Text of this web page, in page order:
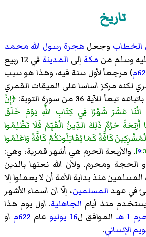
تاريخ
الخطاب وجعل هجرة رسول الله محمد
وسلم منمكة إلى المدينة
في 12 ربیع
) مرجعاً لأول سنة فيه، وهذا هو سبب
لكنه مركز أساسا على الميقات القمري
للآية 36 من سورة التوبة:
﴿إِنَّ
اثْنَا عَشَرَ شَهْرًا فِي كِتَابِ اللَّهِ يَوْمَ خَلَقَ
أَرْبَعَةٌ حُرُمٌ ذَلِكَ الدِّينُ الْقَيِّمُ فَلَا تَظْلِمُوا
كَافَّةً كَمَا يُقَاتِلُونَكُمْ كَافَّةً وَاعْلَمُوا
9 . والأربعة الحرم هي أشهر قمرية، وهي:
ومحرم. ولأن الله نعتها بالدين
منذ بداية الأمة أن لا يعملوا إلا
في عهد المسلمين، إلّا أن أسماء الأشهر
منذ أيام الجاهلية. أول یوم هذا
1 هـ الموافق ل16 يوليو عام 622م
أو
الإنساني.